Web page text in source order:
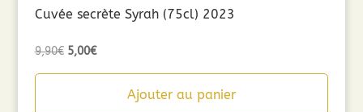
Cuvée secrète Syrah (75cl) 2023
9,90€ Le
5,00€Le
Ajouter au panier